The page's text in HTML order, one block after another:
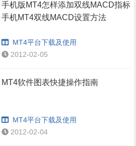
手机版MT4怎样添加双线MACD指标
手机MT4双线MACD设置方法
MT4平台下载及使用
2012-02-05
MT4软件图表快捷操作指南
MT4平台下载及使用
2012-02-04